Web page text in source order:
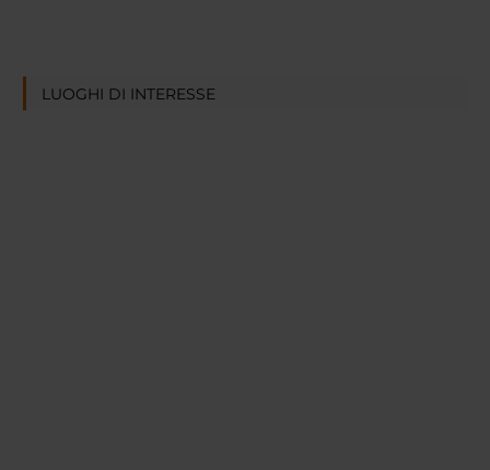
LUOGHI DI INTERESSE